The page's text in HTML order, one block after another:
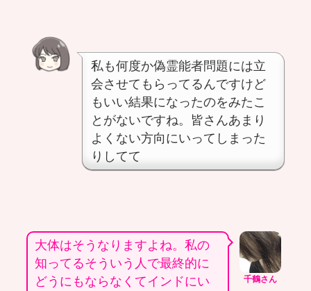
私も何度か偽霊能者問題には立
会させてもらってるんですけど
もいい結果になったのをみたこ
とがないですね。皆さんあまり
よくない方向にいってしまった
りしてて
千鶴さん
大体はそうなりますよね。私の
知ってるそういう人で最終的に
どうにもならなくてインドにい